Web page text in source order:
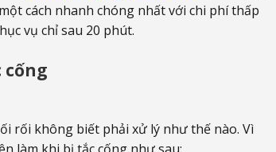
cách nhanh chóng nhất với chi phí thấp
vụ chỉ sau 20 phút.
cống
rối không biết phải xử lý như thế nào. Vì